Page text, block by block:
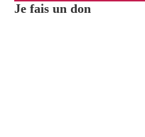
Je fais un don